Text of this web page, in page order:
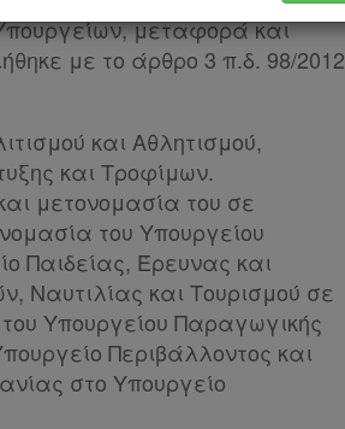
μεταφορά και
με το άρθρο 3 π.δ. 98/2012
και Αθλητισμού,
και Τροφίμων.
μετονομασία του σε
του Υπουργείου
Παιδείας, Έρευνας και
Ναυτιλίας και Τουρισμού σε
Υπουργείου Παραγωγικής
Περιβάλλοντος και
στο Υπουργείο